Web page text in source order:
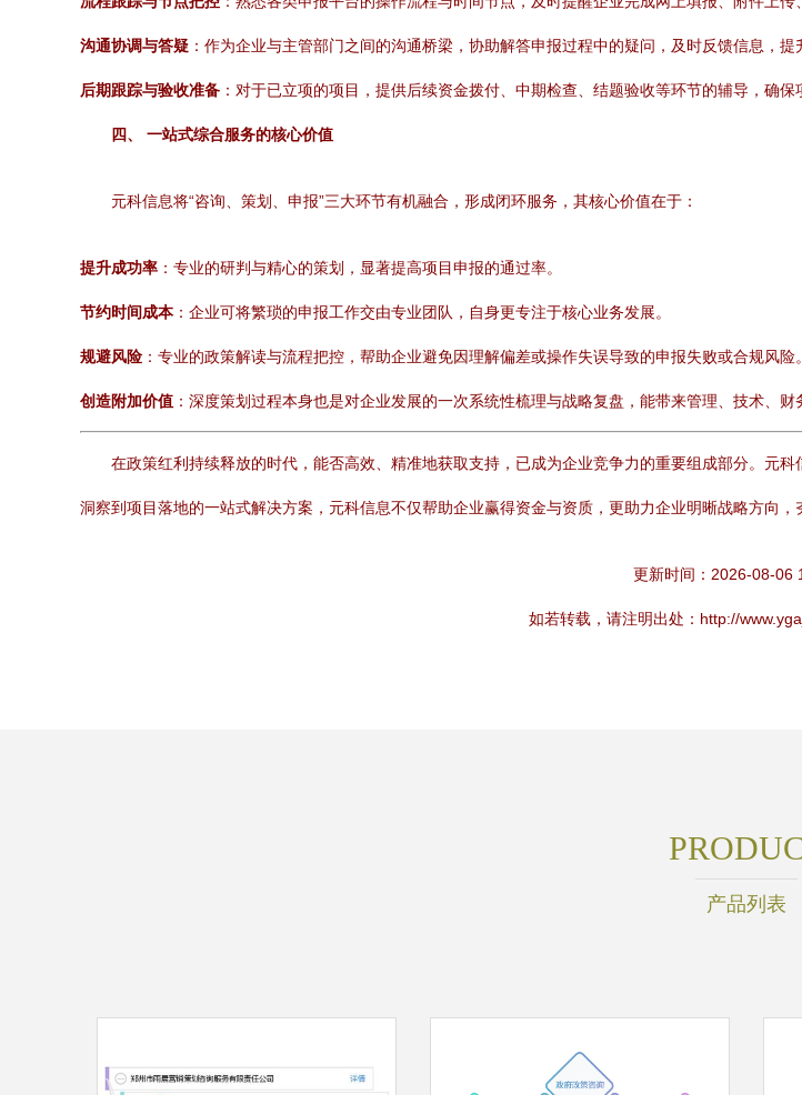
沟通协调与答疑 ：作为企业与主管部门之间的沟通桥梁，协助解答申报过程中的疑问，及时反馈信息，提
后期跟踪与验收准备 ：对于已立项的项目，提供后续资金拨付、中期检查、结题验收等环节的辅导，确保
四、 一站式综合服务的核心价值
元科信息将“咨询、策划、申报”三大环节有机融合，形成闭环服务，其核心价值在于：
提升成功率 ：专业的研判与精心的策划，显著提高项目申报的通过率。
节约时间成本：企业可将繁琐的申报工作交由专业团队，自身更专注于核心业务发展。
规避风险 ：专业的政策解读与流程把控，帮助企业避免因理解偏差或操作失误导致的申报失败或合规风险。
创造附加价值 ：深度策划过程本身也是对企业发展的一次系统性梳理与战略复盘，能带来管理、技术、财
在政策红利持续释放的时代，能否高效、精准地获取支持，已成为企业竞争力的重要组成部分。元
洞察到项目落地的一站式解决方案，元科信息不仅帮助企业赢得资金与资质，更助力企业明晰战略方向，
更新时间：2026-08-06
如若转载，请注明出处：http://
产品列表